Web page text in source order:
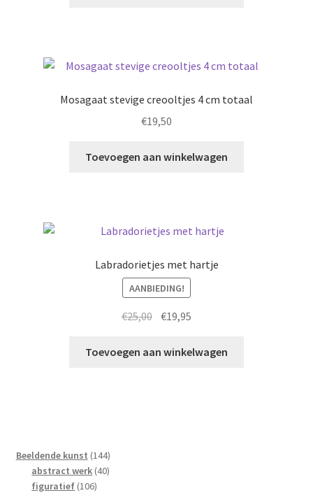
Mosagaat stevige creooltjes 4 cm totaal
€19,50
Toevoegen aan winkelwagen
Labradorietjes met hartje
AANBIEDING!
€25,00 Oorspronkelijke
was:
€19,95
is:
Toevoegen aan winkelwagen
Beeldende kunst 144144
producten
abstract werk 4040
figuratief 106106